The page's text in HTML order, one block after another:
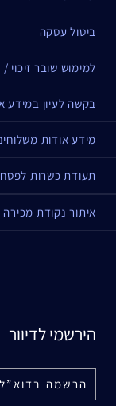
ביטול עסקה
למימוש שובר זיכוי / GIFT CARD
בקשה לעיון במידע
מידע אודות
תעודת כשרות לפסח 2026
איתור נקודת מכירה
הירשמי לדיוור